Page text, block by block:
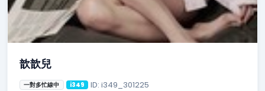
歆歆兒
一對多忙線中 i349 ID: i349_301225